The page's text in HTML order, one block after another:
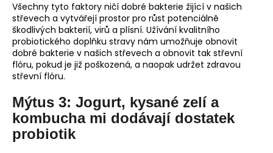
Všechny tyto faktory ničí dobré bakterie žijící v našich
střevech a vytvářejí prostor pro růst potenciálně
škodlivých bakterií, virů a plísní. Užívání kvalitního
probiotického doplňku stravy nám umožňuje obnovit
dobré bakterie v našich střevech a obnovit tak střevní
flóru, pokud je již poškozená, a naopak udržet zdravou
střevní flóru.
Mýtus 3: Jogurt, kysané zelí a
kombucha mi dodávají dostatek
probiotik